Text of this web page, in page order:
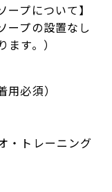
プについて】
ープの設置なし
す。）
必須）
トレーニング